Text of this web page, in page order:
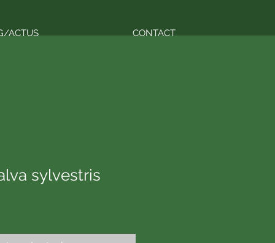
ACTUS CONTACT
sylvestris